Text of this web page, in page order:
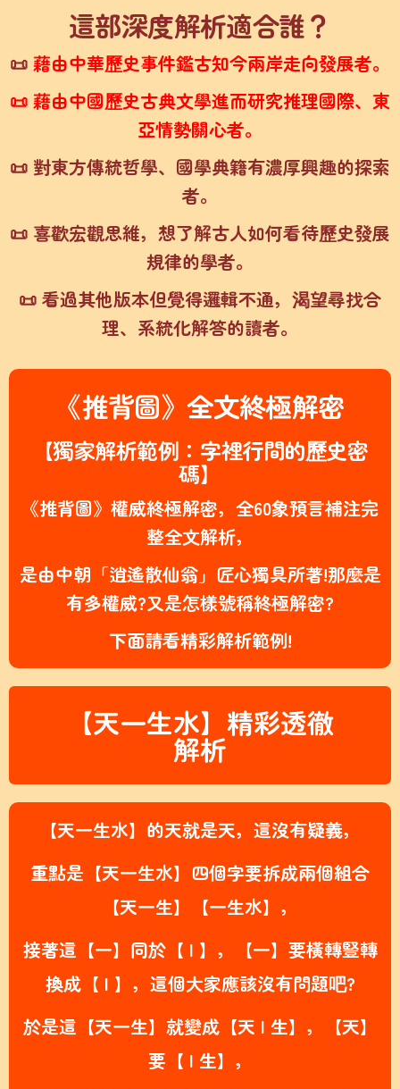
這部深度解析適合誰？
📜 藉由中華歷史事件鑑古知今兩岸走向發展者。
📜 藉由中國歷史古典文學進而研究推理國際、東
亞情勢關心者。
📜 對東方傳統哲學、國學典籍有濃厚興趣的探索
者。
📜 喜歡宏觀思維，想了解古人如何看待歷史發展
規律的學者。
📜 看過其他版本但覺得邏輯不通，渴望尋找合
理、系統化解答的讀者。
《推背圖》全文終極解密
【獨家解析範例：字裡行間的歷史密
碼】
《推背圖》權威終極解密，全60象預言補注完
整全文解析，
是由中朝「逍遙散仙翁」匠心獨具所著!那麼是
有多權威?又是怎樣號稱終極解密?
下面請看精彩解析範例!
【天一生水】精彩透徹
解析
【天一生水】的天就是天，這沒有疑義，
重點是【天一生水】四個字要拆成兩個組合
【天一生】【一生水】，
接著這【一】同於【 | 】，【一】要橫轉豎轉
換成【 | 】， 這個大家應該沒有問題吧?
於是這【天一生】就變成【天 | 生】，【天】
要【 | 生】，